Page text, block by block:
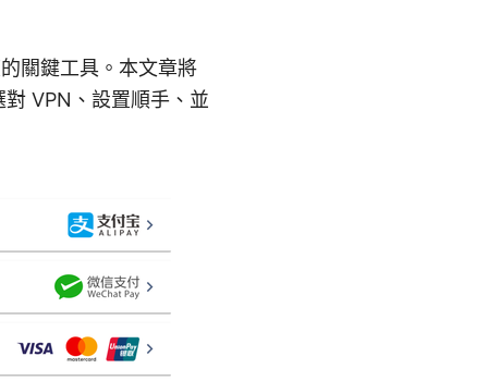
關鍵工具。本文章將
VPN、設置順手、並